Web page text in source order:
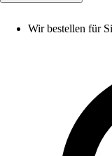
Wir bestellen für